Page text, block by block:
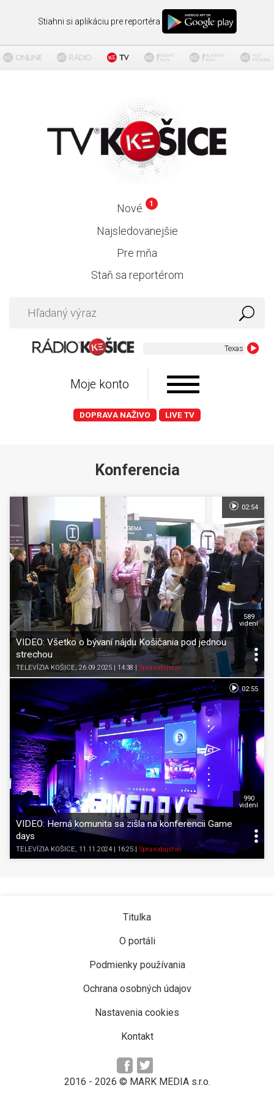
Stiahni si aplikáciu pre reportéra
Nové 1
Najsledovanejšie
Pre mňa
Staň sa reportérom
Texas - Summer
Moje konto
DOPRAVA NAŽIVO LIVE TV
Konferencia
VIDEO: Všetko o bývaní nájdu Košičania pod jednou
strechou
TELEVÍZIA KOŠICE, 26.09.2025 | 14:38 Spravodajstvo
589
videní
02:54
VIDEO: Herná komunita sa zišla na konferencii Game
days
TELEVÍZIA KOŠICE, 11.11.2024 | 16:25 Spravodajstvo
990
videní
02:55
Titulka
O portáli
Podmienky používania
Ochrana osobných údajov
Nastavenia cookies
Kontakt
2016 - 2026 © MARK MEDIA s.r.o.